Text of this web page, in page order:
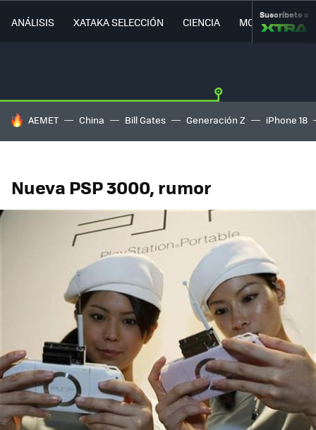
ANÁLISIS XATAKA SELECCIÓN CIENCIA MOVILIDAD
Suscríbete a
HOY SE HABLA DE
AEMET China Bill Gates Generación Z iPhone 18
Nueva PSP 3000, rumor